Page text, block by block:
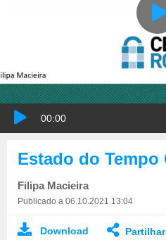
00:00
Filipa Macieira
Publicado a 06.10.2021 13:04
Download Partilhar